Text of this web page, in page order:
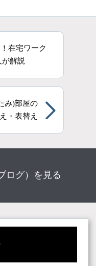
在宅ワーク
解説
み)部屋の
・表替え
ログ）を見る